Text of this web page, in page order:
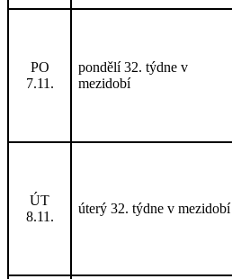
PO
7.11.
pondělí 32. týdne v
mezidobí
ÚT
8.11.
úterý 32. týdne v mezidobí